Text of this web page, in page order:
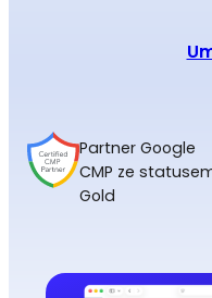
Partner Google
CMP ze
Gold